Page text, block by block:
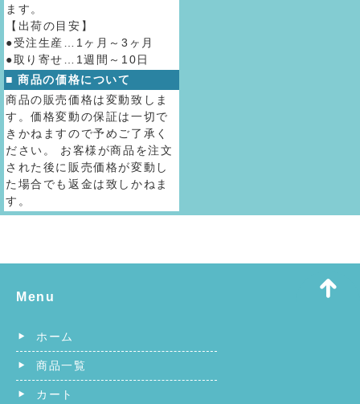
ます。
【出荷の目安】
●受注生産…1ヶ月～3ヶ月
●取り寄せ…1週間～10日
■ 商品の価格について
商品の販売価格は変動致しま
す。価格変動の保証は一切で
きかねますので予めご了承く
ださい。 お客様が商品を注文
された後に販売価格が変動し
た場合でも返金は致しかねま
す。
Menu
ホーム
商品一覧
カート